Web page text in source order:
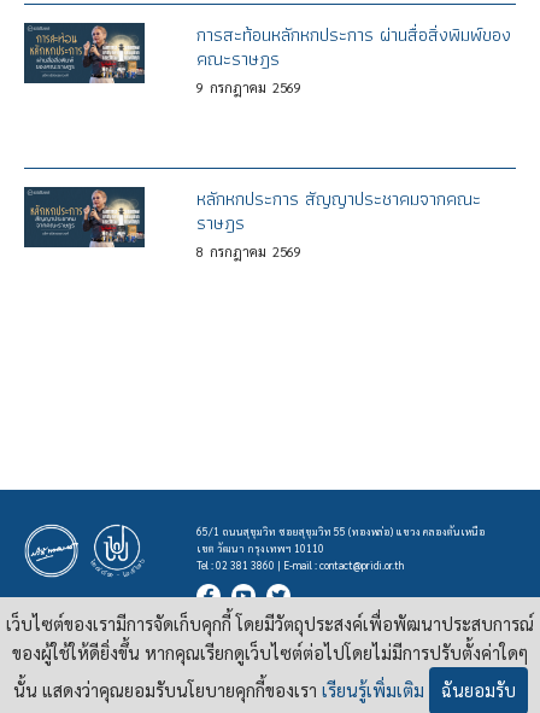
การสะท้อนหลักหกประการ ผ่านสื่อสิ่งพิมพ์ของ
คณะราษฎร
9 กรกฎาคม 2569
หลักหกประการ สัญญาประชาคมจากคณะ
ราษฎร
8 กรกฎาคม 2569
65/1 ถนนสุขุมวิท ซอยสุขุมวิท 55 (ทองหล่อ) แขวง คลองตันเหนือ
เขต วัฒนา กรุงเทพฯ 10110
Tel : 02 381 3860 | E-mail :contact@pridi.or.th
บทความ รูปภาพ และสื่ออื่นๆ ที่มีสัญลักษณ์ของสถาบันปรีดี พนมยงค์ ในเว็บไซต์https://pridi.or.th
เผยแพร่ภายใต้สัญญาอนุญาตครีเอทีฟคอมมอนส์แบบแสดงที่มา-ไม่ใช่เชิงพาณิชย์ 4.0 สากล
เว็บไซต์ของเรามีการจัดเก็บคุกกี้ โดยมีวัตถุประสงค์เพื่อพัฒนาประสบการณ์
ของผู้ใช้ให้ดียิ่งขึ้น หากคุณเรียกดูเว็บไซต์ต่อไปโดยไม่มีการปรับตั้งค่าใดๆ
นั้น แสดงว่าคุณยอมรับนโยบายคุกกี้ของเรา เรียนรู้เพิ่มเติม ฉันยอมรับ